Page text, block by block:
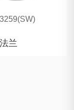
兰